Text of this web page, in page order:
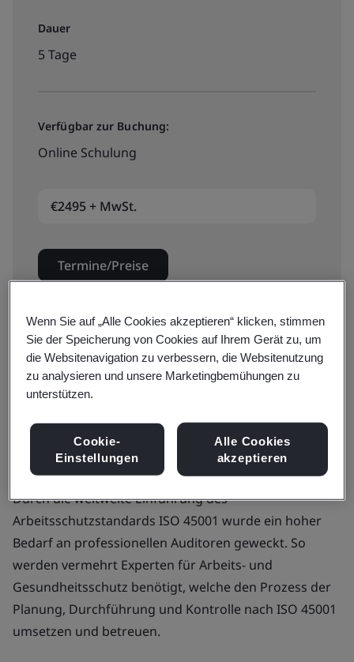
Dauer
5 Tage
Verfügbar zur Buchung:
Online Schulung
€2495 + MwSt.
Termine/Preise
Verfügbar für ein Angebot:
In-House Schulung
Durch die weltweite Einführung des
Arbeitsschutzstandards ISO 45001 wurde ein hoher
Bedarf an professionellen Auditoren geweckt. So
werden vermehrt Experten für Arbeits- und
Gesundheitsschutz benötigt, welche den Prozess der
Planung, Durchführung und Kontrolle nach ISO 45001
umsetzen und betreuen.
Wenn Sie auf „Alle Cookies akzeptieren“ klicken, stimmen
Sie der Speicherung von Cookies auf Ihrem Gerät zu, um
die Websitenavigation zu verbessern, die Websitenutzung
zu analysieren und unsere Marketingbemühungen zu
unterstützen.
Cookie-
Einstellungen
Alle Cookies
akzeptieren